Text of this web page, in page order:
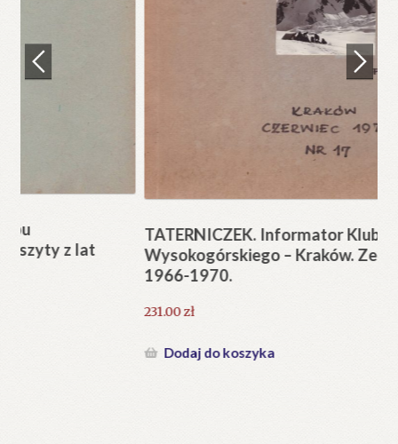
Zamówienie
TATERNICZEK. Informator Klubu
Wysokogórskiego – Kraków. Zeszyty z lat
Dodaj do koszyka